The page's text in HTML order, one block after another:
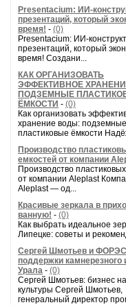
Presentacium:
презентаций, который
время! - (0)
Presentacium:
презентаций, который
время! Создани...
КАК ОРГАНИЗОВАТЬ
ЭФФЕКТИВНОЕ
ПОДЗЕМНЫЕ
ЁМКОСТИ - (0)
Как организовать
хранение воды: подземные
пластиковые ёмкости
Производство
емкостей от компании
Производство
от компании Aleplast
Aleplast — од...
Красивые зеркала в
ванную! - (0)
Как выбрать идеальное
Липецке: советы и
Сергей Шмотьев и
поддержки камнерезного
Урала - (0)
Сергей Шмотьев: бизнес
культуры Сергей Шмотьев,
генеральный директор